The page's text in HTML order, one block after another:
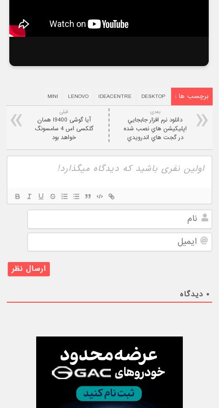
برچسب ها : DESKTOP
IDEACENTRE
LENOVO
MINI
قبلی
آیا گوشی I9400 همان
گلکسی اس 4 سامسونگ
خواهد بود
بعدی:
دانلود نرم افزار جابجايي
اپليکيشن هاي نصب شده
در گجت هاي اندرويدي
نام
ایمیل
۰ دیدگاه